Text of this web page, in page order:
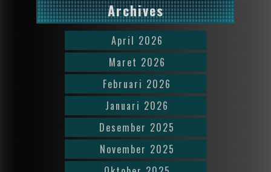
Archives
April 2026
Maret 2026
Februari 2026
Januari 2026
Desember 2025
November 2025